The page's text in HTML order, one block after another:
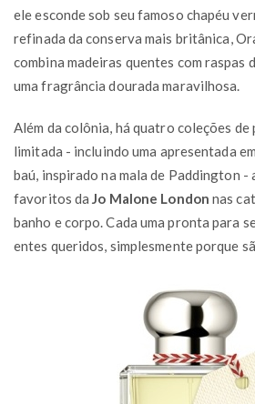
ele esconde sob seu famoso chapéu
refinada da conserva mais britânica,
combina madeiras quentes com raspas
uma fragrância dourada maravilhosa.
Além da colônia, há quatro coleções de
limitada - incluindo uma apresentada
baú, inspirado na mala de Paddington -
favoritos da Jo Malone London nas
banho e corpo. Cada uma pronta para
entes queridos, simplesmente porque